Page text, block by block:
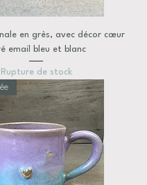
en grès, avec décor cœur
email bleu et blanc
Rupture de stock